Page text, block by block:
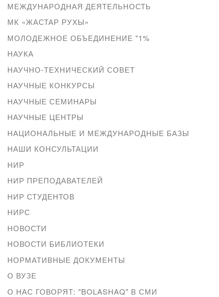
МЕЖДУНАРОДНАЯ ДЕЯТЕЛЬНОСТЬ
МК «ЖАСТАР РУХЫ»
МОЛОДЕЖНОЕ ОБЪЕДИНЕНИЕ "1%
НАУКА
НАУЧНО-ТЕХНИЧЕСКИЙ СОВЕТ
НАУЧНЫЕ КОНКУРСЫ
НАУЧНЫЕ СЕМИНАРЫ
НАУЧНЫЕ ЦЕНТРЫ
НАЦИОНАЛЬНЫЕ И МЕЖДУНАРОДНЫЕ БАЗЫ
НАШИ КОНСУЛЬТАЦИИ
НИР
НИР ПРЕПОДАВАТЕЛЕЙ
НИР СТУДЕНТОВ
НИРС
НОВОСТИ
НОВОСТИ БИБЛИОТЕКИ
НОРМАТИВНЫЕ ДОКУМЕНТЫ
О ВУЗЕ
О НАС ГОВОРЯТ: "BOLASHAQ" В СМИ